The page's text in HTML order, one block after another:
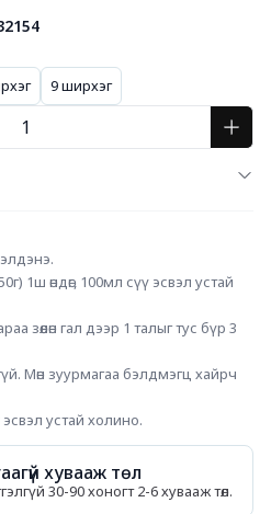
9 ширхэг
1ш өндөг, 100мл сүү эсвэл устай
зөөлөн гал дээр 1 талыг тус бүр 3
Мөн зуурмагаа бэлдмэгц хайрч
устай холино.
хувааж төл
30-90 хоногт 2-6 хувааж төл.